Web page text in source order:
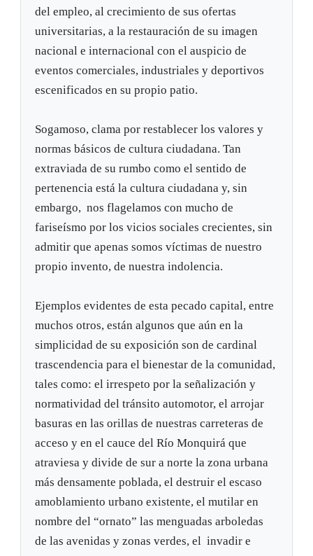
del empleo, al crecimiento de sus ofertas
universitarias, a la restauración de su imagen
nacional e internacional con el auspicio de
eventos comerciales, industriales y deportivos
escenificados en su propio patio.
Sogamoso, clama por restablecer los valores y
normas básicos de cultura ciudadana. Tan
extraviada de su rumbo como el sentido de
pertenencia está la cultura ciudadana y, sin
embargo, nos flagelamos con mucho de
fariseísmo por los vicios sociales crecientes, sin
admitir que apenas somos víctimas de nuestro
propio invento, de nuestra indolencia.
Ejemplos evidentes de esta pecado capital, entre
muchos otros, están algunos que aún en la
simplicidad de su exposición son de cardinal
trascendencia para el bienestar de la comunidad,
tales como: el irrespeto por la señalización y
normatividad del tránsito automotor, el arrojar
basuras en las orillas de nuestras carreteras de
acceso y en el cauce del Río Monquirá que
atraviesa y divide de sur a norte la zona urbana
más densamente poblada, el destruir el escaso
amoblamiento urbano existente, el mutilar en
nombre del “ornato” las menguadas arboledas
de las avenidas y zonas verdes, el invadir e